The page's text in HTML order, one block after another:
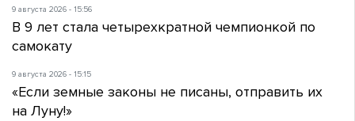
9 августа 2026 - 15:56
В 9 лет стала четырехкратной чемпионкой по
самокату
9 августа 2026 - 15:15
«Если земные законы не писаны, отправить их
на Луну!»